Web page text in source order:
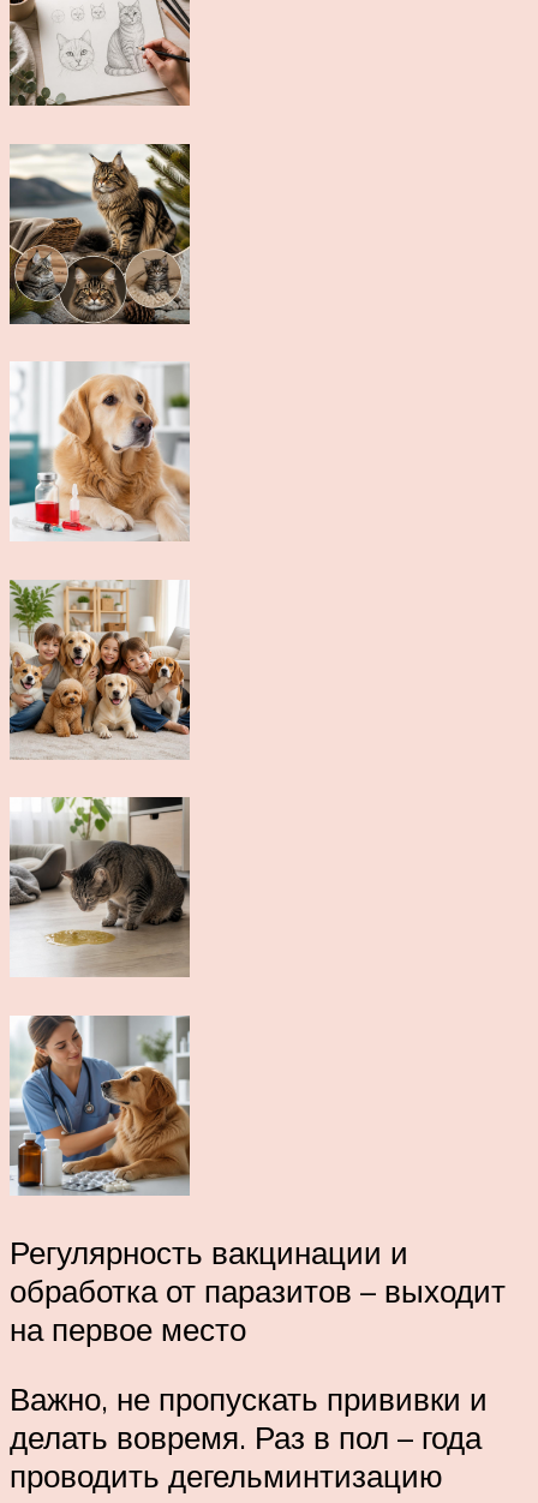
Регулярность вакцинации и
обработка от паразитов – выходит
на первое место
Важно, не пропускать прививки и
делать вовремя. Раз в пол – года
проводить дегельминтизацию